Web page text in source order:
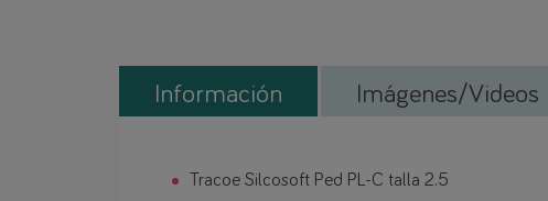
Información Imágenes/Videos
Tracoe Silcosoft Ped PL-C talla 2.5